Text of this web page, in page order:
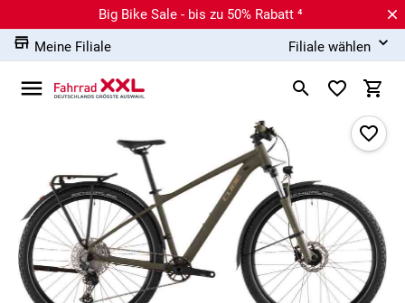
Big Bike Sale - bis zu 50% Rabatt ⁴
Meine Filiale
Filiale wählen